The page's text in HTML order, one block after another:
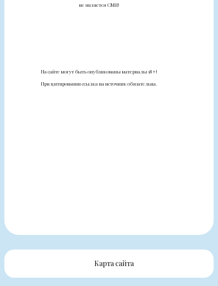
не является СМИ!
На сайте могут быть опубликованы материалы 18+!
При цитировании ссылка на источник обязательна.
Карта сайта